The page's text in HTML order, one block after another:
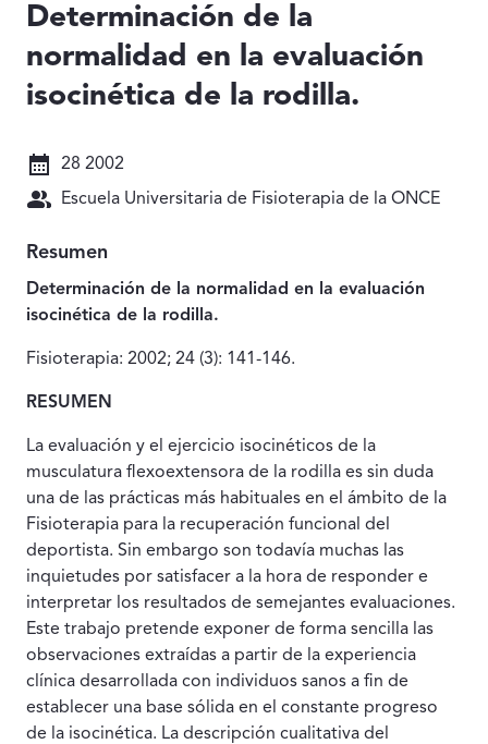
Determinación de la
normalidad en la evaluación
isocinética de la rodilla.
Fecha: 28 2002
28 2002
Autores: Escuela Universitaria de Fisioterapia de la
Escuela Universitaria de Fisioterapia de la ONCE
Resumen
Determinación de la normalidad en la evaluación
isocinética de la rodilla.
Fisioterapia: 2002; 24 (3): 141-146.
RESUMEN
La evaluación y el ejercicio isocinéticos de la
musculatura flexoextensora de la rodilla es sin duda
una de las prácticas más habituales en el ámbito de la
Fisioterapia para la recuperación funcional del
deportista. Sin embargo son todavía muchas las
inquietudes por satisfacer a la hora de responder e
interpretar los resultados de semejantes evaluaciones.
Este trabajo pretende exponer de forma sencilla las
observaciones extraídas a partir de la experiencia
clínica desarrollada con individuos sanos a fin de
establecer una base sólida en el constante progreso
de la isocinética. La descripción cualitativa del